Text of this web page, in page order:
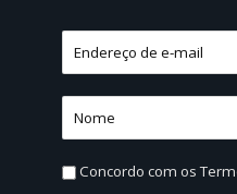
Concordo com os